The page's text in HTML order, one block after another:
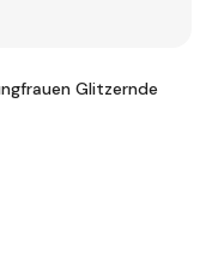
Glitzernde